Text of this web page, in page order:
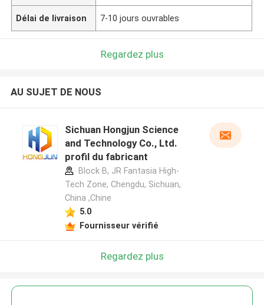
Délai de livraison 7-10 jours ouvrables
Regardez plus
AU SUJET DE NOUS
Sichuan Hongjun Science
and Technology Co., Ltd.
profil du fabricant
Block B, JR Fantasia High-
Tech Zone, Chengdu, Sichuan,
China ,Chine
5.0
Fournisseur vérifié
Regardez plus